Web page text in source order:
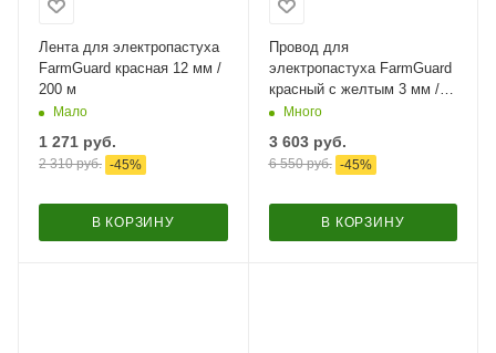
Лента для электропастуха
FarmGuard красная 12 мм /
200 м
Мало
1 271 руб.
2 310руб. -45%
В КОРЗИНУ
Провод для
электропастуха FarmGuard
красный с желтым 3 мм /
1000 м / 3x0,2 мм
Много
3 603руб.
6 550руб. -45%
В КОРЗИНУ